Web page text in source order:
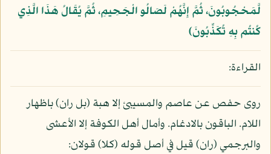
لَّمَحْجُوبُونَ، ثُمَّ إِنَّهُمْ لَصَالُو الْجَحِيمِ، ثُمَّ يُقَالُ هَذَا الَّذِي
كُنتُم بِهِ تُكَذِّبُونَ﴾
القراءة:
روى حفص عن عاصم والمسيبئ إلا هبة (بل ران) باظهار
اللام. الباقون بالادغام. وأمال أهل الكوفة إلا الأعشى
والبرجمي (ران) قيل في أصل قوله (كلا) قولان: